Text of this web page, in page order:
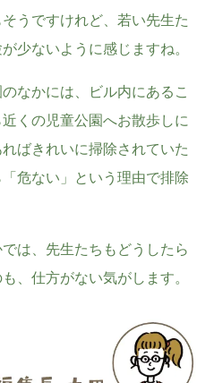
うですけれど、若い先生た
少ないように感じますね。
なかには、ビル内にあるこ
くの児童公園へお散歩しに
ばきれいに掃除されていた
危ない」という理由で排除
は、先生たちもどうしたら
、仕方がない気がします。